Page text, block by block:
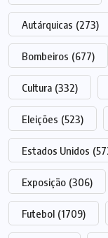
Autárquicas (273)
Bombeiros (677)
Cultura (332)
Eleições (523)
Estados Unidos
Exposição (306)
Futebol (1709)